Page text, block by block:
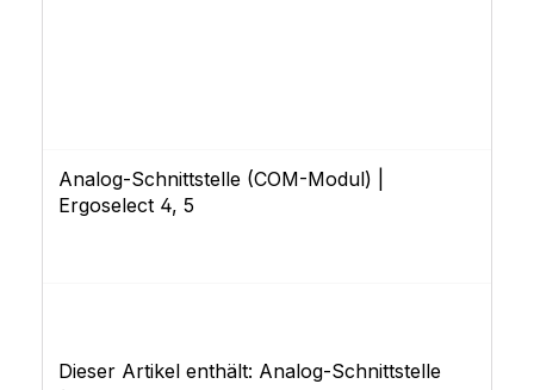
Analog-Schnittstelle (COM-Modul) |
Ergoselect 4, 5
Dieser Artikel enthält: Analog-Schnittstelle